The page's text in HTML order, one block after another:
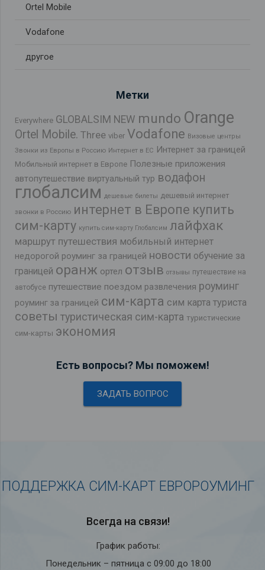
Ortel Mobile
Vodafone
другое
Метки
Everywhere GLOBALSIM NEW mundo Orange
Ortel Mobile. Three viber Vodafone Визовые центры
Звонки из Европы в Россию Интернет в ЕС Интернет за границей
Мобильный интернет в Европе Полезные приложения
автопутешествие виртуальный тур водафон
глобалсим дешевые билеты дешевый интернет
звонки в Россию интернет в Европе купить
сим-карту купить сим-карту Глобалсим лайфхак
маршрут путешествия мобильный интернет
недорогой роуминг за границей новости обучение за
границей оранж ортел отзыв отзывы путешествие на
автобусе путешествие поездом развлечения роуминг
роуминг за границей сим-карта сим карта туриста
советы туристическая сим-карта туристические
сим-карты экономия
Есть вопросы? Мы поможем!
ЗАДАТЬ ВОПРОС
ПОДДЕРЖКА СИМ-КАРТ ЕВРОРОУМИНГ
Всегда на связи!
График работы:
Понедельник – пятница с 09:00 до 18:00